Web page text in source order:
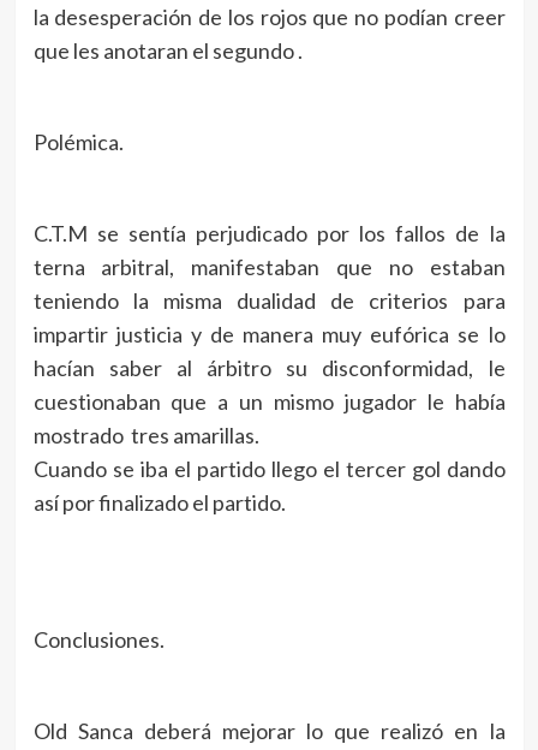
la desesperación de los rojos que no podían creer
que les anotaran el segundo .
Polémica.
C.T.M se sentía perjudicado por los fallos de la
terna arbitral, manifestaban que no estaban
teniendo la misma dualidad de criterios para
impartir justicia y de manera muy eufórica se lo
hacían saber al árbitro su disconformidad, le
cuestionaban que a un mismo jugador le había
mostrado tres amarillas.
Cuando se iba el partido llego el tercer gol dando
así por finalizado el partido.
Conclusiones.
Old Sanca deberá mejorar lo que realizó en la